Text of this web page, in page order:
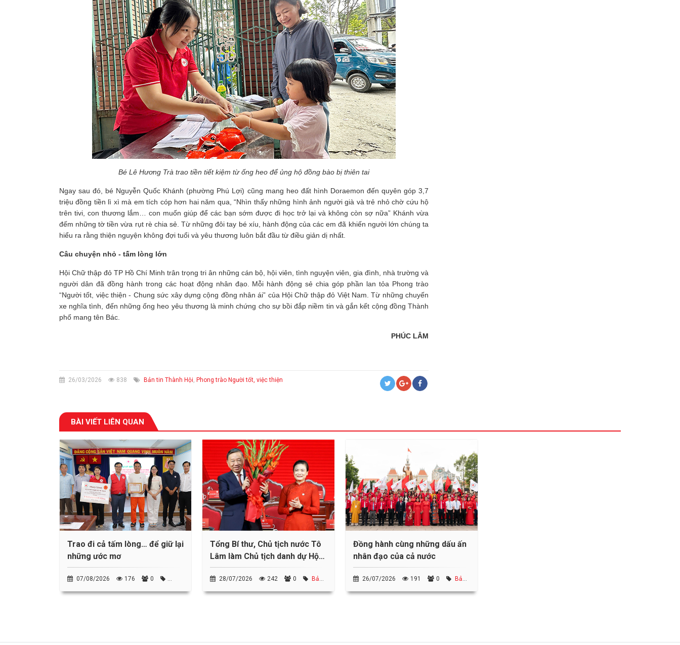
Bé Lê Hương Trà trao tiền tiết kiệm từ ống heo để ủng hộ đồng bào bị thiên tai
Ngay sau đó, bé Nguyễn Quốc Khánh (phường Phú Lợi) cũng mang heo đất hình Doraemon đến quyên góp 3,7
triệu đồng tiền lì xì mà em tích cóp hơn hai năm qua, “Nhìn thấy những hình ảnh người già và trẻ nhỏ chờ cứu hộ
trên tivi, con thương lắm… con muốn giúp để các bạn sớm được đi học trở lại và không còn sợ nữa” Khánh vừa
đếm những tờ tiền vừa rụt rè chia sẻ. Từ những đôi tay bé xíu, hành động của các em đã khiến người lớn chúng ta
hiểu ra rằng thiện nguyện không đợi tuổi và yêu thương luôn bắt đầu từ điều giản dị nhất.
Câu chuyện nhỏ - tấm lòng lớn
Hội Chữ thập đỏ TP Hồ Chí Minh trân trọng tri ân những cán bộ, hội viên, tình nguyện viên, gia đình, nhà trường và
người dân đã đồng hành trong các hoạt động nhân đạo. Mỗi hành động sẻ chia góp phần lan tỏa Phong trào
“Người tốt, việc thiện - Chung sức xây dựng cộng đồng nhân ái” của Hội Chữ thập đỏ Việt Nam. Từ những chuyến
xe nghĩa tình, đến những ống heo yêu thương là minh chứng cho sự bồi đắp niềm tin và gắn kết cộng đồng Thành
phố mang tên Bác.
PHÚC LÂM
26/03/2026 838 Bản tin Thành Hội, Phong trào Người tốt, việc thiện
BÀI VIẾT LIÊN QUAN
Trao đi cả tấm lòng… để giữ lại
những ước mơ
07/08/2026 176
0
Tổng Bí thư, Chủ tịch nước Tô
Lâm làm Chủ tịch danh dự Hội
Chữ thập đỏ Việt Nam
28/07/2026 242 0
Bản
Đồng hành cùng những dấu ấn
nhân đạo của cả nước
26/07/2026 191 0
Bản